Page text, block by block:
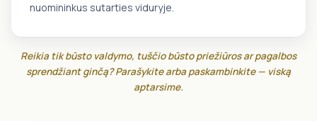
nuomininkus sutarties viduryje.
Reikia tik būsto valdymo, tuščio būsto priežiūros ar pagalbos
sprendžiant ginčą? Parašykite arba paskambinkite — viską
aptarsime.